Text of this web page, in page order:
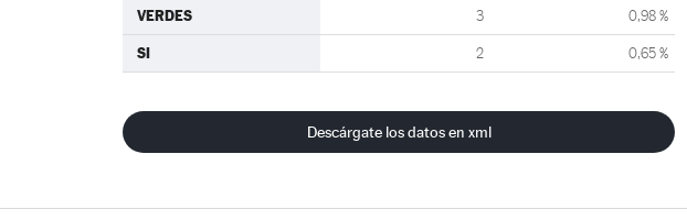
VERDES 3 0,98 %
SI 2 0,65 %
Descárgate los datos en xml